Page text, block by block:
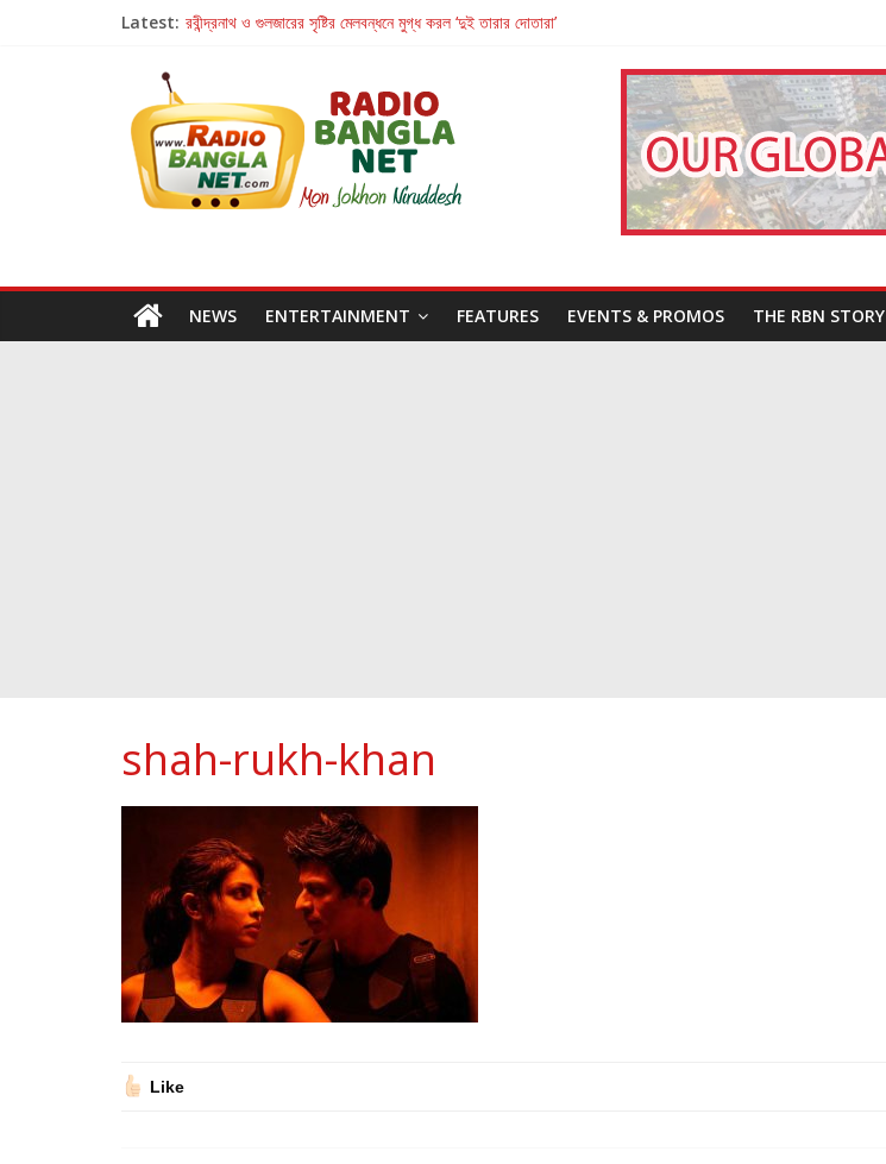
Latest: রবীন্দ্রনাথ ও গুলজারের সৃষ্টির মেলবন্ধনে মুগ্ধ করল ‘দুই তারার দোতারা’
Retribution: A Thought-Provoking Short Film That Challenges Our Understanding of Justice
হাওয়া বদলের টলিউডে ‘তুমি এলে তাই’
NEWS ENTERTAINMENT FEATURES EVENTS & PROMOS THE RBN STORY
shah-rukh-khan
Like